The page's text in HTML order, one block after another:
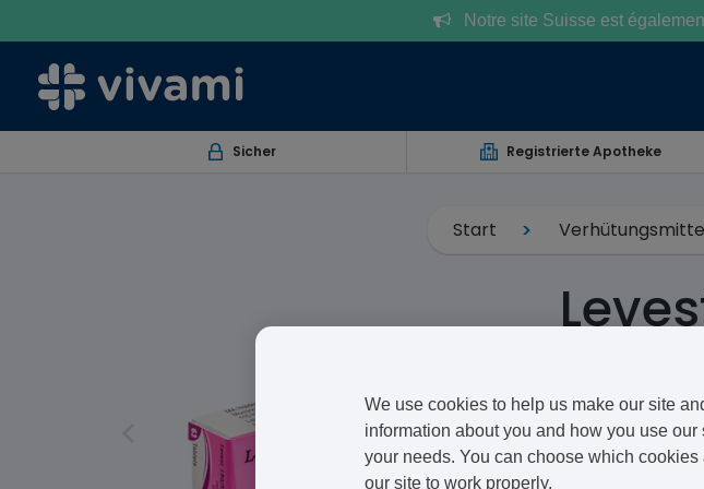
Notre site Suisse est
Sicher Registrierte Apotheke
Start
Levest ist eine
We use cookies to help us make our site
information about you and how you use
your needs. You can choose which
our site to work properly.